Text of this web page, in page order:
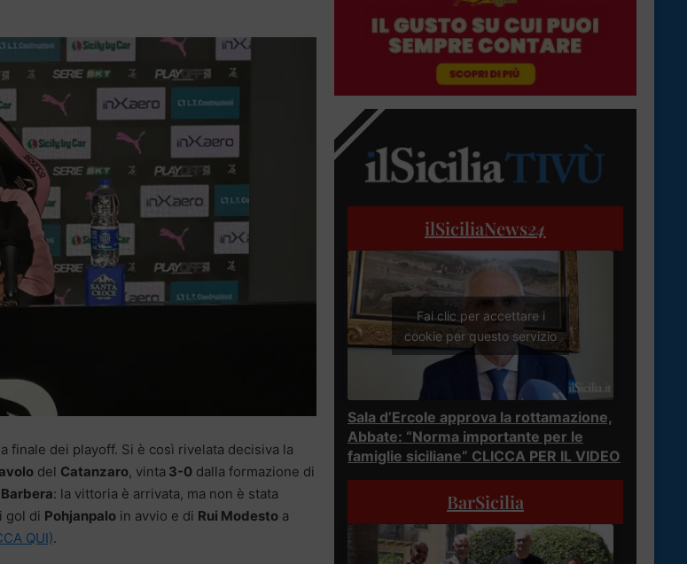
finale dei playoff. Si è così rivelata decisiva la
del Catanzaro, vinta 3-0 dalla formazione di
: la vittoria è arrivata, ma non è stata
gol di Pohjanpalo in avvio e di Rui Modesto a
QUI).
ilSiciliaNews24
Fai clic per accettare i
cookie per questo servizio
Sala d’Ercole approva la rottamazione,
Abbate: “Norma importante per le
famiglie siciliane” CLICCA PER IL VIDEO
BarSicilia